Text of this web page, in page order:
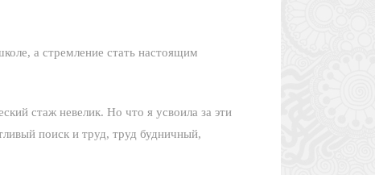
а стремление стать настоящим
стаж невелик. Но что я усвоила за эти
поиск и труд, труд будничный,